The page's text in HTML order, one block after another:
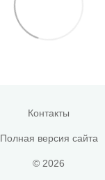
Контакты
Полная версия сайта
© 2026